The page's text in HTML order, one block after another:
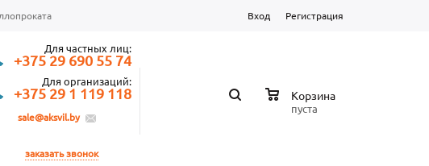
Вход Регистрация
Для частных лиц:
+375 29 690 55 74
Для организаций:
+375 29 1 119 118
sale@aksvil.by
заказать звонок
Корзина
пуста